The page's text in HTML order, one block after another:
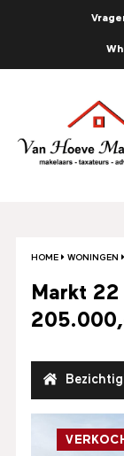
HOME WONINGEN
Markt